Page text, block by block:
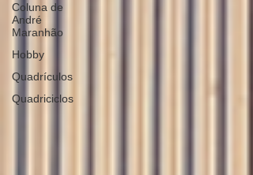
Coluna de
André
Maranhão
Hobby
Quadrículos
Quadriciclos